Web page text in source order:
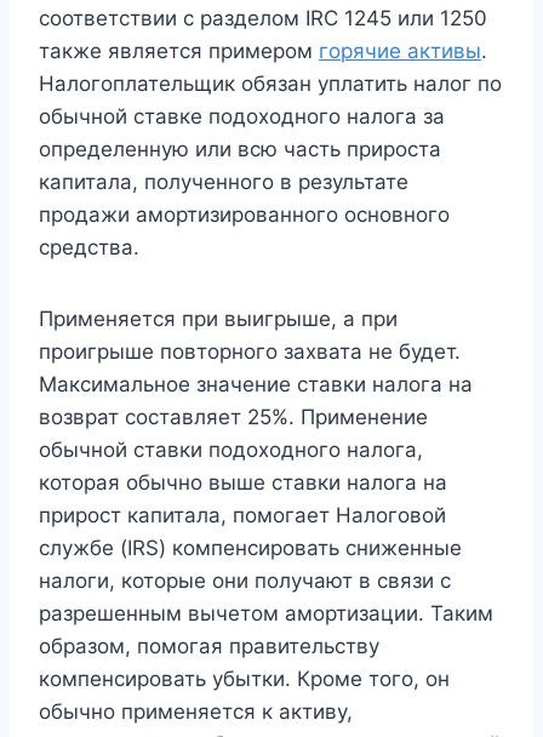
соответствии с разделом IRC 1245 или 1250
также является примером горячие активы.
Налогоплательщик обязан уплатить налог по
обычной ставке подоходного налога за
определенную или всю часть прироста
капитала, полученного в результате
продажи амортизированного основного
средства.
Применяется при выигрыше, а при
проигрыше повторного захвата не будет.
Максимальное значение ставки налога на
возврат составляет 25%. Применение
обычной ставки подоходного налога,
которая обычно выше ставки налога на
прирост капитала, помогает Налоговой
службе (IRS) компенсировать сниженные
налоги, которые они получают в связи с
разрешенным вычетом амортизации. Таким
образом, помогая правительству
компенсировать убытки. Кроме того, он
обычно применяется к активу,